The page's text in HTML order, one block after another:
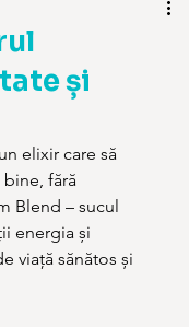
și
elixir care să
fără
Blend – sucul
energia și
viață sănătos și